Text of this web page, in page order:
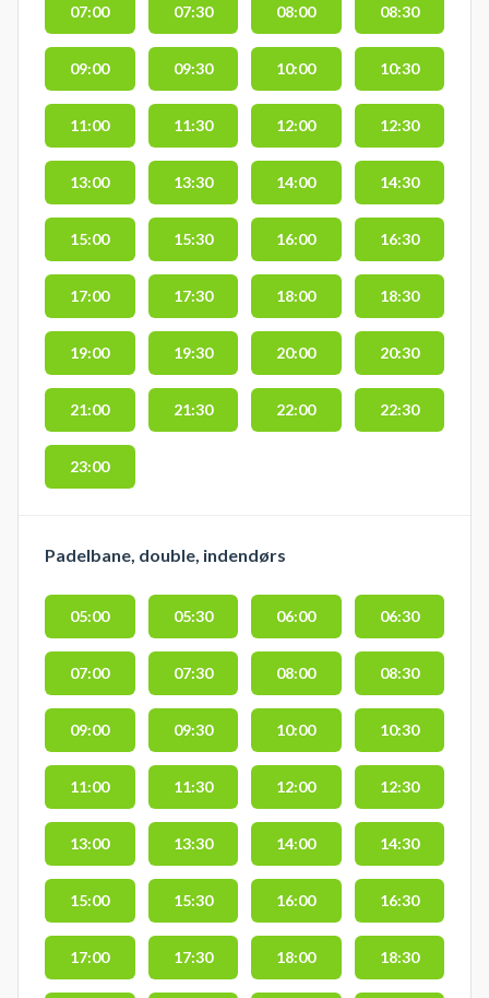
07:00 07:30 08:00 08:30
09:00 09:30 10:00 10:30
11:00 11:30 12:00 12:30
13:00 13:30 14:00 14:30
15:00 15:30 16:00 16:30
17:00 17:30 18:00 18:30
19:00 19:30 20:00 20:30
21:00 21:30 22:00 22:30
23:00
Padelbane, double, indendørs
05:00 05:30 06:00 06:30
07:00 07:30 08:00 08:30
09:00 09:30 10:00 10:30
11:00 11:30 12:00 12:30
13:00 13:30 14:00 14:30
15:00 15:30 16:00 16:30
17:00 17:30 18:00 18:30